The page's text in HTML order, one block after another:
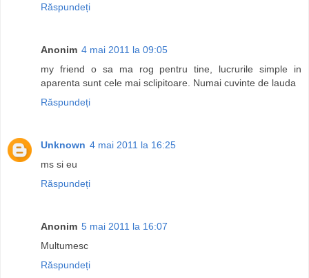
Răspundeți
Anonim 4 mai 2011 la 09:05
my friend o sa ma rog pentru tine, lucrurile simple in
aparenta sunt cele mai sclipitoare. Numai cuvinte de lauda
Răspundeți
Unknown 4 mai 2011 la 16:25
ms si eu
Răspundeți
Anonim 5 mai 2011 la 16:07
Multumesc
Răspundeți